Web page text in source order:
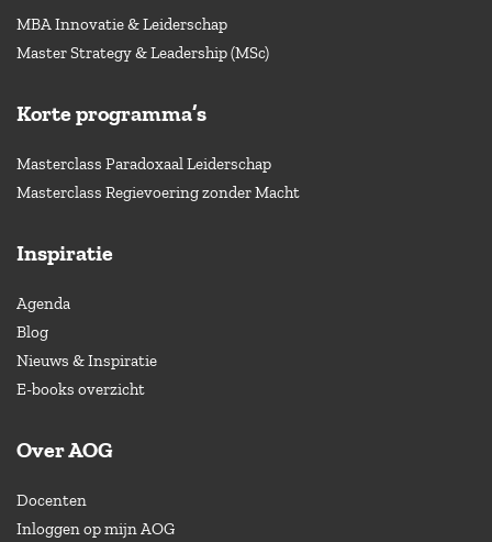
MBA Innovatie & Leiderschap
Master Strategy & Leadership (MSc)
Korte programma’s
Masterclass Paradoxaal Leiderschap
Masterclass Regievoering zonder Macht
Inspiratie
Agenda
Blog
Nieuws & Inspiratie
E-books overzicht
Over AOG
Docenten
Inloggen op mijn AOG